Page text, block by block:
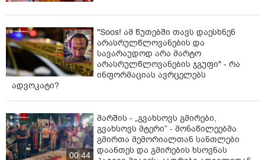
"Soos! ამ წუთებში თავს დაესხნენ
არასრულწლოვანების და
სავარაუდოდ არა მარტო
არასრულწლოვანების ჯგუფი" - რა
ინფორმაციას ავრცელებს
ადვოკატი?
00:44
მარშის - „გვახსოვს გმირები,
გვახსოვს მტერი” - მონაწილეებმა
გმირთა მემორიალთან სანთლები
დაანთეს და გმირების ხსოვნას